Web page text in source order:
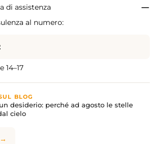
di assistenza
al numero:
14–17
BLOG
desiderio: perché ad agosto le stelle
cielo